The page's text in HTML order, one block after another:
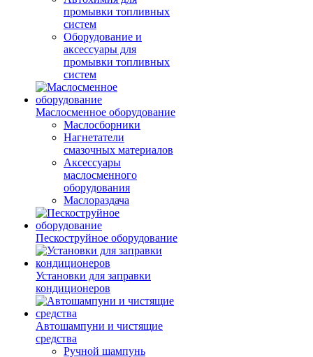
промывки топливных
систем
Оборудование и
аксессуары для
промывки топливных
систем
Маслосменное оборудование
Маслосборники
Нагнетатели
смазочных материалов
Аксессуары
маслосменного
оборудования
Маслораздача
Пескоструйное оборудование
Установки для заправки
кондиционеров
Автошампуни и чистящие
средства
Ручной шампунь